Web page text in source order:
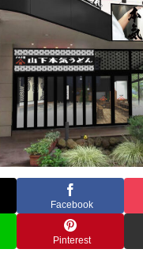
Facebook
Pinterest